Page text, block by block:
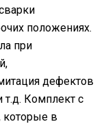
положениях.
при
дефектов
Комплект с
которые в